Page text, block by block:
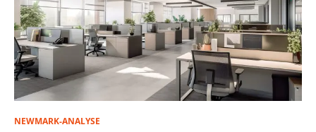
NEWMARK-ANALYSE